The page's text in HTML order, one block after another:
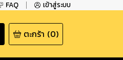
FAQ เข้าสู่ระบบ
ตะกร้า (0)